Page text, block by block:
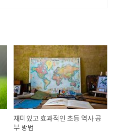
재미있고 효과적인 초등 역사 공
부 방법